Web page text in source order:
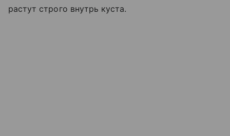
растут строго внутрь куста.